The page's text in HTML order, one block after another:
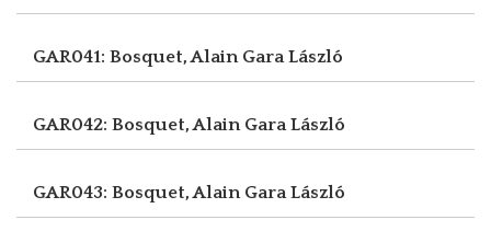
GAR041: Bosquet, Alain Gara László
GAR042: Bosquet, Alain Gara László
GAR043: Bosquet, Alain Gara László